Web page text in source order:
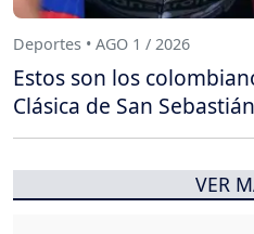
Deportes • AGO 1 / 2026
Estos son los
Clásica de San
VER